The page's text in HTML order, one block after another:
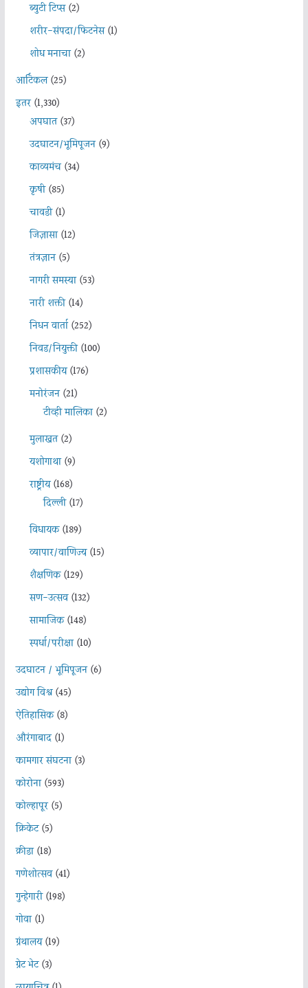
ब्युटी टिप्स(2)
शरीर-संपदा/फिटनेस(1)
शोध मनाचा(2)
आर्टिकल(25)
इतर(1,330)
अपघात(37)
उदघाटन/भूमिपूजन(9)
काव्यमंच(34)
कृषी(85)
चावडी(1)
जिज्ञासा(12)
तंत्रज्ञान(5)
नागरी समस्या(53)
नारी शक्ती(14)
निधन वार्ता(252)
निवड/नियुक्ती(100)
प्रशासकीय(176)
मनोरंजन(21)
टीव्ही मालिका(2)
मुलाखत(2)
यशोगाथा(9)
राष्ट्रीय(168)
दिल्ली(17)
विधायक(189)
व्यापार/वाणिज्य(15)
शैक्षणिक(129)
सण-उत्सव(132)
सामाजिक(148)
स्पर्धा/परीक्षा(10)
उदघाटन / भूमिपूजन(6)
उद्योग विश्व(45)
ऐतिहासिक(8)
औरंगाबाद(1)
कामगार संघटना(3)
कोरोना(593)
कोल्हापूर(5)
क्रिकेट(5)
क्रीडा(18)
गणेशोत्सव(41)
गुन्हेगारी(198)
गोवा(1)
ग्रंथालय(19)
ग्रेट भेट(3)